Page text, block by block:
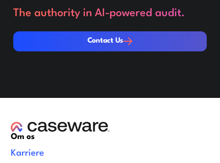
The authority in AI-powered audit.
Contact Us
Contact Us
Om os
Karriere